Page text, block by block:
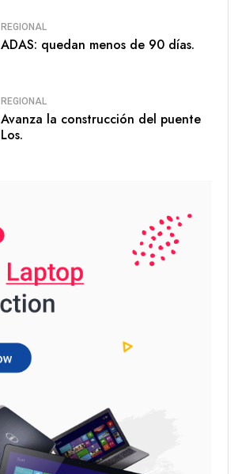
REGIONAL
ADAS: quedan menos de 90 días.
REGIONAL
Avanza la construcción del puente
Los.